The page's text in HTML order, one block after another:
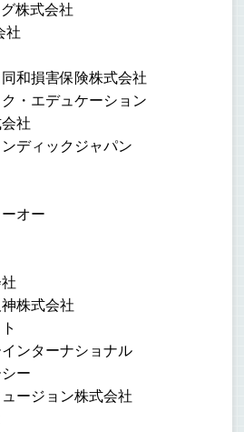
株式会社
社
和損害保険株式会社
・エデュケーション
社
ディックジャパン
オー
株式会社
ンターナショナル
ー
ージョン株式会社